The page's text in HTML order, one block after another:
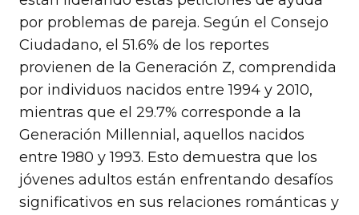
por problemas de pareja. Según el Consejo
Ciudadano, el 51.6% de los reportes
provienen de la Generación Z, comprendida
por individuos nacidos entre 1994 y 2010,
mientras que el 29.7% corresponde a la
Generación Millennial, aquellos nacidos
entre 1980 y 1993. Esto demuestra que los
jóvenes adultos están enfrentando desafíos
significativos en sus relaciones románticas y